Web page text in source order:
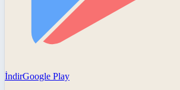
İndirGoogle Play